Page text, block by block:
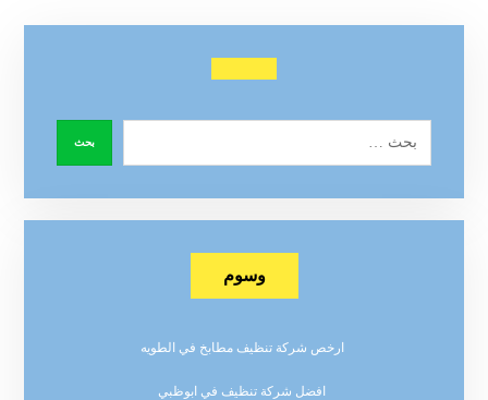
وسوم
ارخص شركة تنظيف مطابخ في الطويه
افضل شركة تنظيف في ابوظبي